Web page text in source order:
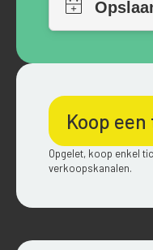
Koop
Opgelet, koop enkel
verkoopskanalen.